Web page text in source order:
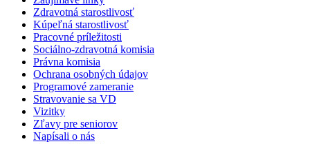
Zdravotná starostlivosť
Kúpeľná starostlivosť
Pracovné príležitosti
Sociálno-zdravotná komisia
Právna komisia
Ochrana osobných údajov
Programové zameranie
Stravovanie sa VD
Vizitky
Zľavy pre seniorov
Napísali o nás